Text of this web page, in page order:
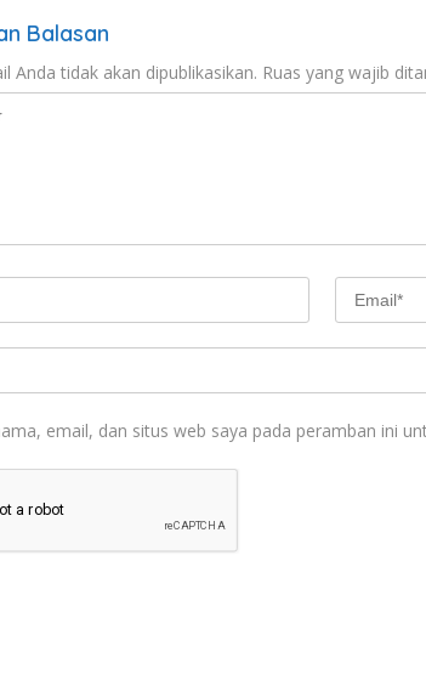
Balasan
Anda tidak akan dipublikasikan. Ruas yang wajib
email, dan situs web saya pada peramban ini